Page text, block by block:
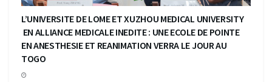
L’UNIVERSITE DE LOME ET XUZHOU MEDICAL UNIVERSITY
EN ALLIANCE MEDICALE INEDITE : UNE ECOLE DE POINTE
EN ANESTHESIE ET REANIMATION VERRA LE JOUR AU
TOGO